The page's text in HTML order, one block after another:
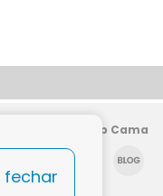
Siga a Shop Cama
fechar